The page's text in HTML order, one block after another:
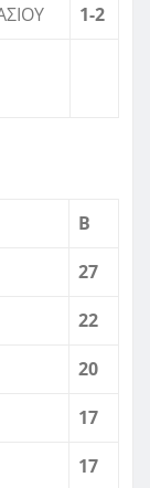
1-2
Β
27
22
20
17
17